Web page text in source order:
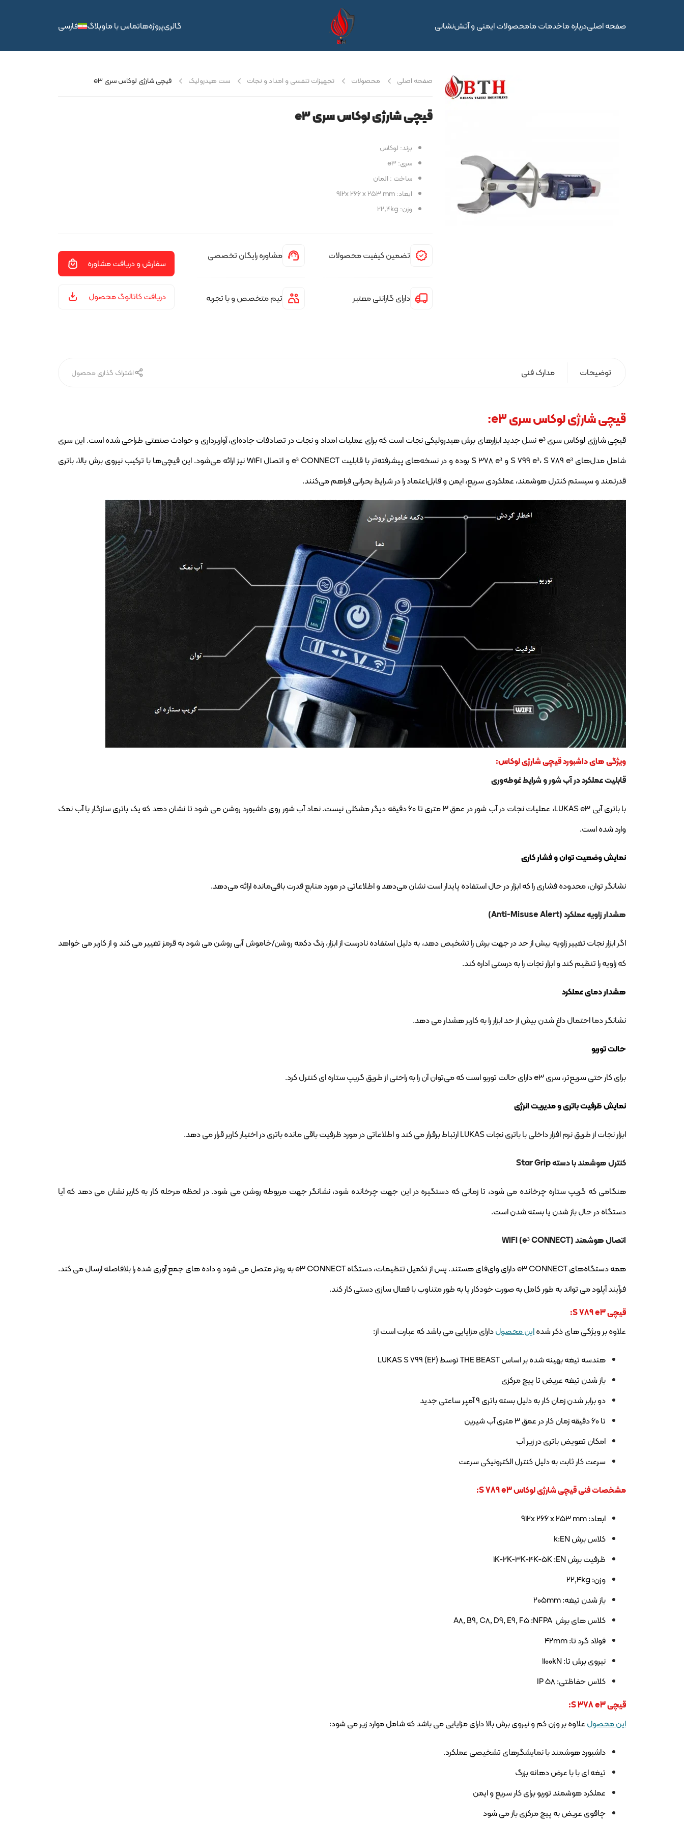
صفحه اصلیدرباره ماخدمات مامحصولات ایمنی و آتش‌نشانی گالریپروژه‌هاتماس با ماوبلاگ فارسی
صفحه اصلی محصولات تجهیزات تنفسی و امداد و نجات ست هیدرولیک قیچی شارژی لوکاس سری e3
قیچی شارژی لوکاس سری e3
برند: لوکاس
سری: e3
ساخت : المان
ابعاد: 912x 266 x 253 mm
وزن: 22,4kg
تضمین کیفیت محصولات مشاوره رایگان تخصصی
دارای گارانتی معتبر تیم متخصص و با تجربه
سفارش و دریافت مشاوره
دریافت کاتالوگ محصول
توضیحات مدارک فنی اشتراک گذاری محصول
قیچی شارژی لوکاس سری e3 :
قیچی شارژی لوکاس سری e³ نسل جدید ابزارهای برش هیدرولیکی نجات است که برای عملیات امداد و نجات در تصادفات جاده‌ای، آواربرداری و حوادث صنعتی طراحی شده است. این سری
شامل مدل‌های S 799 e³، S 789 e³ و S 378 e³ بوده و در نسخه‌های پیشرفته‌تر با قابلیت e³ CONNECT و اتصال WiFi نیز ارائه می‌شود. این قیچی‌ها با ترکیب نیروی برش بالا، باتری
قدرتمند و سیستم کنترل هوشمند، عملکردی سریع، ایمن و قابل‌اعتماد را در شرایط بحرانی فراهم می‌کنند.
ویژگی های داشبورد قیچی شارژی لوکاس:
قابلیت عملکرد در آب شور و شرایط غوطه‌وری
با باتری آبی LUKAS e3، عملیات نجات در آب شور در عمق 3 متری تا 60 دقیقه دیگر مشکلی نیست. نماد آب شور روی داشبورد روشن می شود تا نشان دهد که یک باتری سازگار با آب نمک
وارد شده است.
نمایش وضعیت توان و فشار کاری
نشانگر توان، محدوده فشاری را که ابزار در حال استفاده پایدار است نشان می‌دهد و اطلاعاتی در مورد منابع قدرت باقی‌مانده ارائه می‌دهد.
هشدار زاویه عملکرد (Anti-Misuse Alert)
اگر ابزار نجات تغییر زاویه بیش از حد در جهت برش را تشخیص دهد، به دلیل استفاده نادرست از ابزار، رنگ دکمه روشن/خاموش آبی روشن می شود به قرمز تغییر می کند و از کاربر می خواهد
که زاویه را تنظیم کند و ابزار نجات را به درستی اداره کند.
هشدار دمای عملکرد
نشانگر دما احتمال داغ شدن بیش از حد ابزار را به کاربر هشدار می دهد.
حالت توربو
برای کار حتی سریع‌تر، سری e3 دارای حالت توربو است که می‌توان آن را به راحتی از طریق گریپ ستاره ای کنترل کرد.
نمایش ظرفیت باتری و مدیریت انرژی
ابزار نجات از طریق نرم افزار داخلی با باتری نجات LUKAS ارتباط برقرار می کند و اطلاعاتی در مورد ظرفیت باقی مانده باتری در اختیار کاربر قرار می دهد.
کنترل هوشمند با دسته Star Grip
هنگامی که گریپ ستاره چرخانده می شود، تا زمانی که دستگیره در این جهت چرخانده شود، نشانگر جهت مربوطه روشن می شود. در لحظه مرحله کار به کاربر نشان می دهد که آیا
دستگاه در حال باز شدن یا بسته شدن است.
اتصال هوشمند WiFi (e³ CONNECT)
همه دستگاه‌های e3 CONNECT دارای وای‌فای هستند. پس از تکمیل تنظیمات، دستگاه e3 CONNECT به روتر متصل می شود و داده های جمع آوری شده را بلافاصله ارسال می کند.
فرآیند آپلود می تواند به طور کامل به صورت خودکار یا به طور متناوب با فعال سازی دستی کار کند.
قیچی S 789 e3:
علاوه بر ویژگی های ذکر شدهاین محصولدارای مزایایی می باشد که عبارت است از:
هندسه تیغه بهینه شده بر اساس THE BEAST توسط LUKAS S 799 (E2)
باز شدن تیغه عریض تا پیچ مرکزی
دو برابر شدن زمان کار به دلیل بسته باتری 9 آمپر ساعتی جدید
تا 60 دقیقه زمان کار در عمق 3 متری آب شیرین
امکان تعویض باتری در زیر آب
سرعت کار ثابت به دلیل کنترل الکترونیکی سرعت
مشخصات فنی قیچی شارژی لوکاسS 789 e3
:
ابعاد: 912x 266 x 253 mm
کلاس برش k:EN
ظرفیت برش 1K-2K-3K-4K-5K :EN
وزن: 22,4kg
باز شدن تیغه: 205mm
کلاس های برش A8, B9, C8, D9, E9, F5 :NFPA
فولاد گرد تا: 42mm
نیروی برش تا: 1100kN
کلاس حفاظتی: IP 58
قیچی S 378 e3:
این محصولعلاوه بر وزن کم و نیروی برش بالا دارای مزایایی می باشد که شامل موارد زیر می شود:
داشبورد هوشمند با نمایشگرهای تشخیصی عملکرد.
تیغه ای با با عرض دهانه بزرگ
عملکرد هوشمند توربو برای کار سریع و ایمن
چاقوی عریض به پیچ مرکزی باز می شود